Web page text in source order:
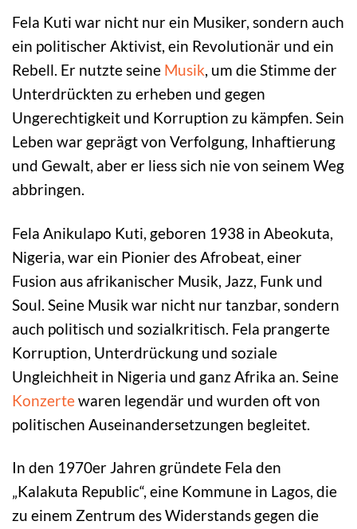
Fela Kuti war nicht nur ein Musiker, sondern auch
ein politischer Aktivist, ein Revolutionär und ein
Rebell. Er nutzte seine Musik , um die Stimme der
Unterdrückten zu erheben und gegen
Ungerechtigkeit und Korruption zu kämpfen. Sein
Leben war geprägt von Verfolgung, Inhaftierung
und Gewalt, aber er liess sich nie von seinem Weg
abbringen.
Fela Anikulapo Kuti, geboren 1938 in Abeokuta,
Nigeria, war ein Pionier des Afrobeat, einer
Fusion aus afrikanischer Musik, Jazz, Funk und
Soul. Seine Musik war nicht nur tanzbar, sondern
auch politisch und sozialkritisch. Fela prangerte
Korruption, Unterdrückung und soziale
Ungleichheit in Nigeria und ganz Afrika an. Seine
Konzertewaren legendär und wurden oft von
politischen Auseinandersetzungen begleitet.
In den 1970er Jahren gründete Fela den
„Kalakuta Republic“, eine Kommune in Lagos, die
zu einem Zentrum des Widerstands gegen die